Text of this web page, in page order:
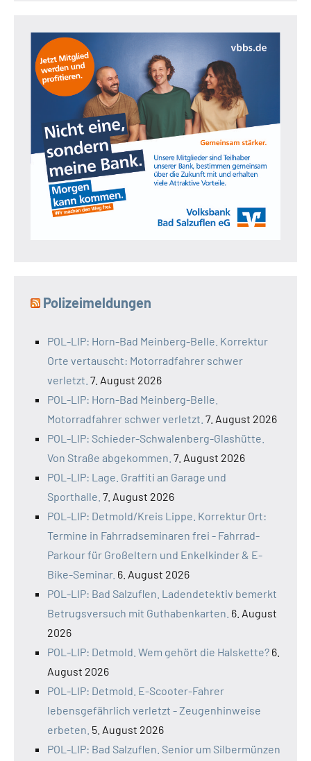
Polizeimeldungen
POL-LIP: Horn-Bad Meinberg-Belle. Korrektur
Orte vertauscht: Motorradfahrer schwer
verletzt. 7. August 2026
POL-LIP: Horn-Bad Meinberg-Belle.
Motorradfahrer schwer verletzt. 7. August 2026
POL-LIP: Schieder-Schwalenberg-Glashütte.
Von Straße abgekommen. 7. August 2026
POL-LIP: Lage. Graffiti an Garage und
Sporthalle. 7. August 2026
POL-LIP: Detmold/Kreis Lippe. Korrektur Ort:
Termine in Fahrradseminaren frei - Fahrrad-
Parkour für Großeltern und Enkelkinder & E-
Bike-Seminar. 6. August 2026
POL-LIP: Bad Salzuflen. Ladendetektiv bemerkt
Betrugsversuch mit Guthabenkarten. 6. August
2026
POL-LIP: Detmold. Wem gehört die Halskette? 6.
August 2026
POL-LIP: Detmold. E-Scooter-Fahrer
lebensgefährlich verletzt - Zeugenhinweise
erbeten. 5. August 2026
POL-LIP: Bad Salzuflen. Senior um Silbermünzen